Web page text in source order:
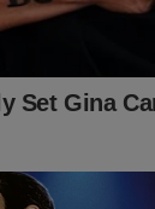
Senado.
sobre a não
a
do